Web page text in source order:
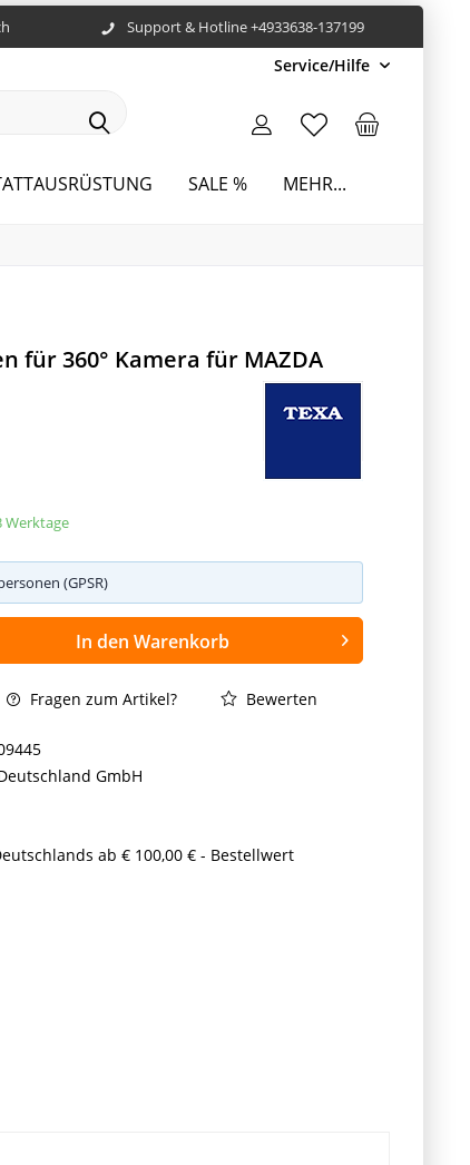
Support & Hotline +4933638-137199
Service/Hilfe
SALE % MEHR...
für 360° Kamera für MAZDA
Werktage
(GPSR)
In den Warenkorb
Fragen zum Artikel? Bewerten
GmbH
ab € 100,00 € - Bestellwert